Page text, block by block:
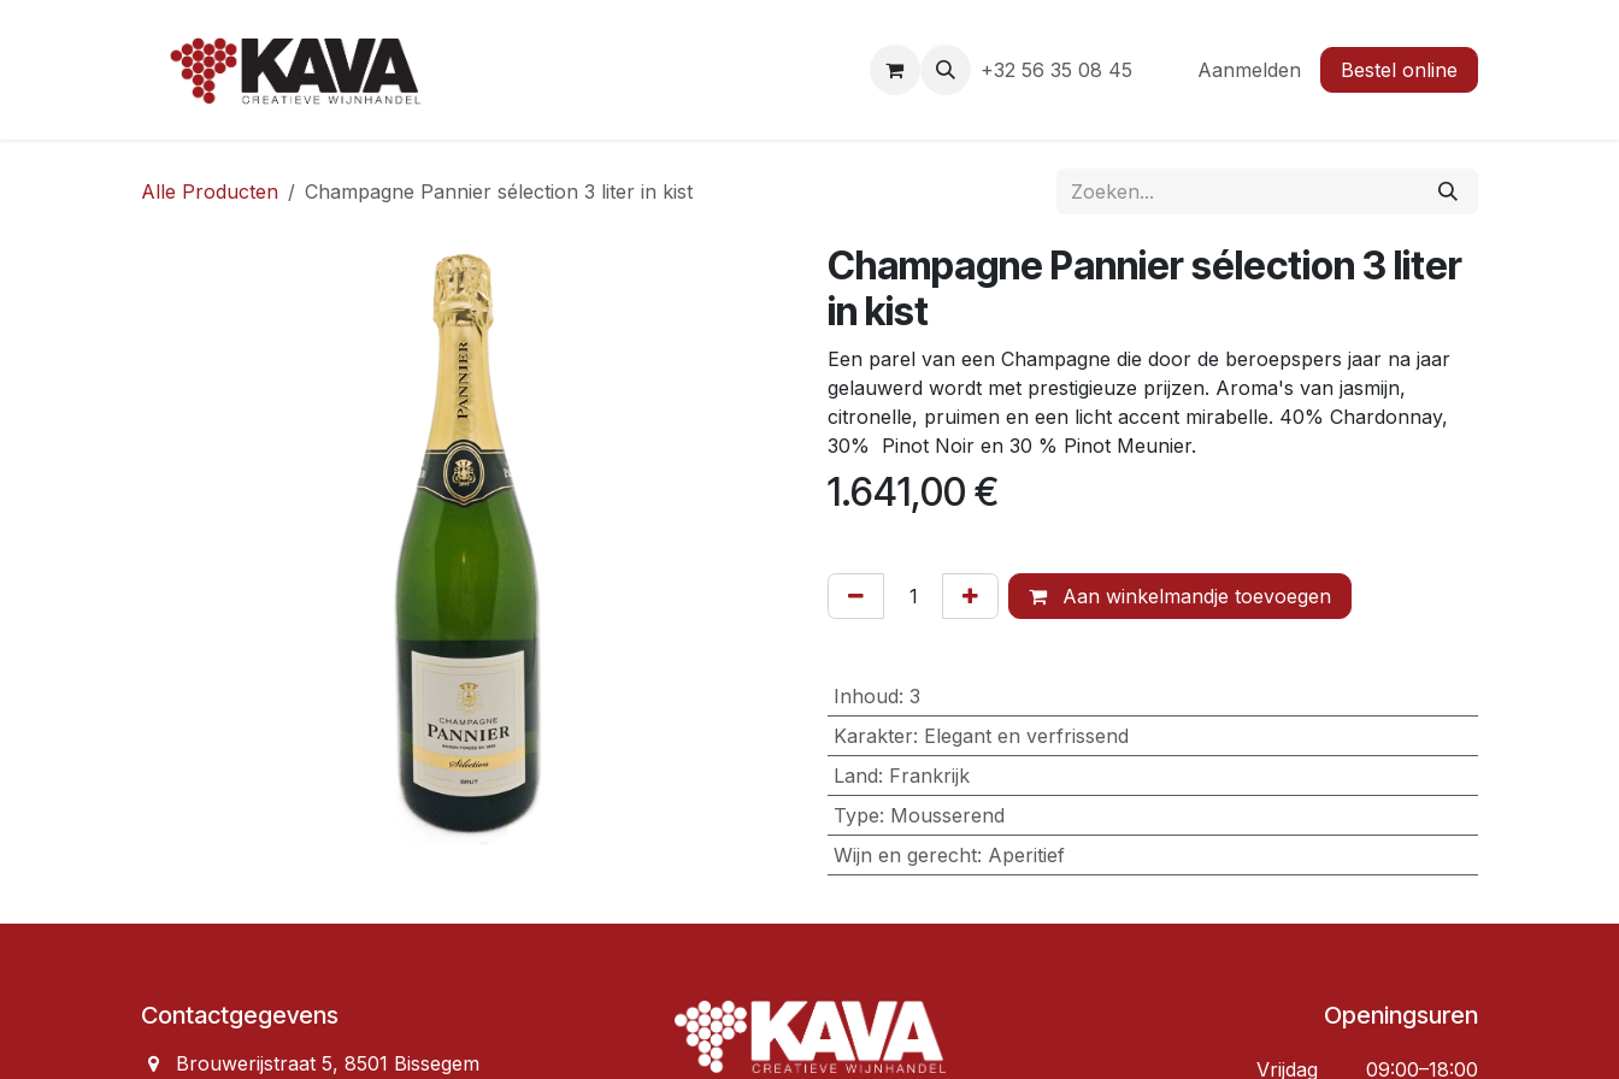
+32 56 35 08 45 Aanmelden Bestel online
Alle Producten Champagne Pannier sélection 3 liter in kist
Champagne Pannier sélection 3 liter
in kist
Een parel van een Champagne die door de beroepspers jaar na jaar
gelauwerd wordt met prestigieuze prijzen. Aroma's van jasmijn,
citronelle, pruimen en een licht accent mirabelle. 40% Chardonnay,
30% Pinot Noir en 30 % Pinot Meunier.
1.641,00 €
Aan winkelmandje toevoegen
Inhoud: 3
Karakter: Elegant en verfrissend
Land: Frankrijk
Type: Mousserend
Wijn en gerecht: Aperitief
Contactgegevens
Brouwerijstraat 5, 8501 Bissegem
Openingsuren
Vrijdag 09:00–18:00